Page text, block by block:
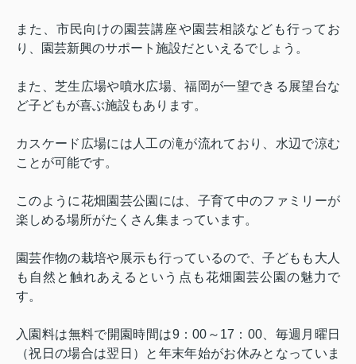
また、市民向けの園芸講座や園芸相談なども行ってお
り、園芸新興のサポート施設だといえるでしょう。
また、芝生広場や噴水広場、福岡が一望できる展望台な
ど子どもが喜ぶ施設もあります。
カスケード広場には人工の滝が流れており、水辺で涼む
ことが可能です。
このように花畑園芸公園には、子育て中のファミリーが
楽しめる場所がたくさん集まっています。
園芸作物の栽培や展示も行っているので、子どもも大人
も自然と触れあえるという点も花畑園芸公園の魅力で
す。
入園料は無料で開園時間は9：00 ～ 17 ： 00、毎週月曜日
（祝日の場合は翌日）と年末年始がお休みとなっていま